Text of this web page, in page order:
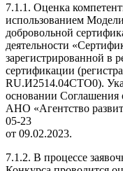
7.1.1. Оценка
использованием
добровольной
деятельности
зарегистрированной в
сертификации
RU.И2514.04СТО0).
основании Соглашения
АНО «Агентство
05-23
от 09.02.2023.
7.1.2. В процессе